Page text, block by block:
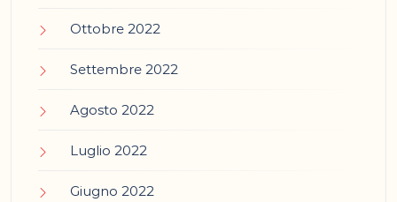
Ottobre 2022
Settembre 2022
Agosto 2022
Luglio 2022
Giugno 2022